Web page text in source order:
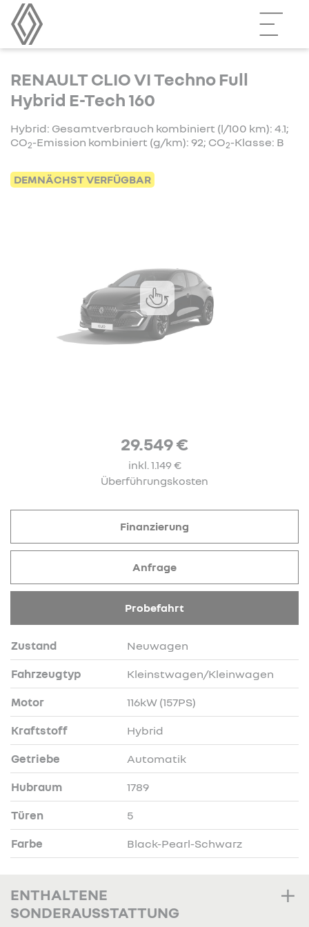
RENAULT CLIO VI Techno Full
Hybrid E-Tech 160
Hybrid: Gesamtverbrauch kombiniert (l/100 km): 4.1;
CO2-Emission kombiniert (g/km): 92; CO2-Klasse: B
DEMNÄCHST VERFÜGBAR
29.549 €
inkl. 1.149 €
Überführungskosten
Zustand Neuwagen
Fahrzeugtyp Kleinstwagen/Kleinwagen
Motor 116kW (157PS)
Kraftstoff Hybrid
Getriebe Automatik
Hubraum 1789
Türen 5
Farbe Black-Pearl-Schwarz
Finanzierung
Anfrage
Probefahrt
ENTHALTENE
SONDERAUSSTATTUNG